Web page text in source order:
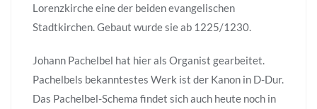
Lorenzkirche eine der beiden evangelischen
Stadtkirchen. Gebaut wurde sie ab 1225/1230.
Johann Pachelbel hat hier als Organist gearbeitet.
Pachelbels bekanntestes Werk ist der Kanon in D-Dur.
Das Pachelbel-Schema findet sich auch heute noch in